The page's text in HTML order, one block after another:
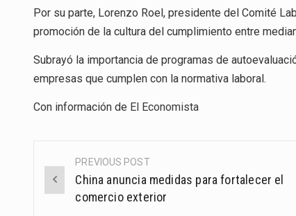
Por su parte, Lorenzo Roel, presidente del Comité
promoción de la cultura del cumplimiento entre
Subrayó la importancia de programas de
empresas que cumplen con la normativa laboral.
Con información de El Economista
Post
navigation
PREVIOUS POST
China anuncia medidas para fortalecer el
comercio exterior